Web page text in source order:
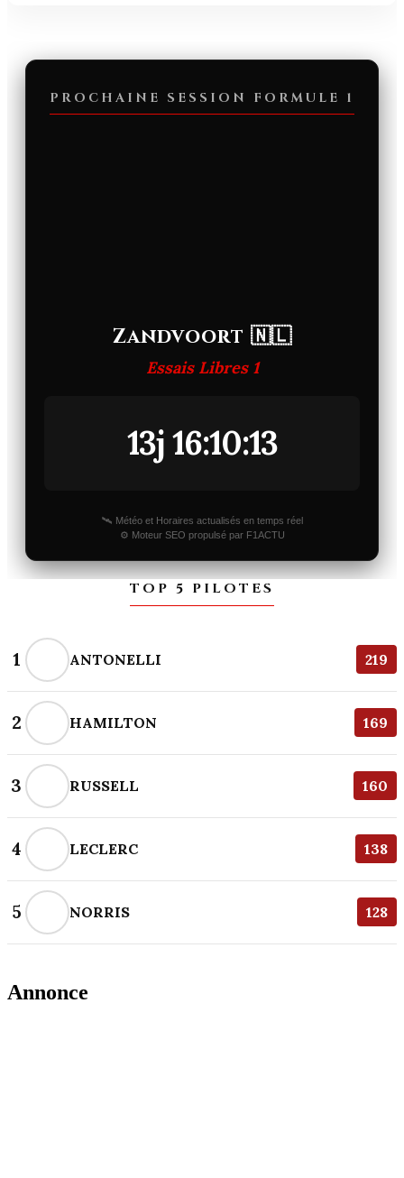
PROCHAINE SESSION FORMULE 1
Zandvoort 🇳🇱
Essais Libres 1
13j 16:10:13
🛰️ Météo et Horaires actualisés en temps réel
⚙️ Moteur SEO propulsé par F1ACTU
TOP 5 PILOTES
1 ANTONELLI 219
2 HAMILTON 169
3 RUSSELL 160
4 LECLERC 138
5 NORRIS 128
Annonce